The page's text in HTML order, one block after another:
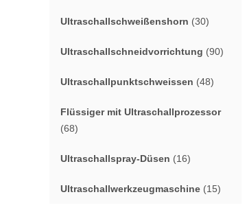
Ultraschallschweißenshorn (30)
Ultraschallschneidvorrichtung (90)
Ultraschallpunktschweissen (48)
Flüssiger mit Ultraschallprozessor
(68)
Ultraschallspray-Düsen (16)
Ultraschallwerkzeugmaschine (15)